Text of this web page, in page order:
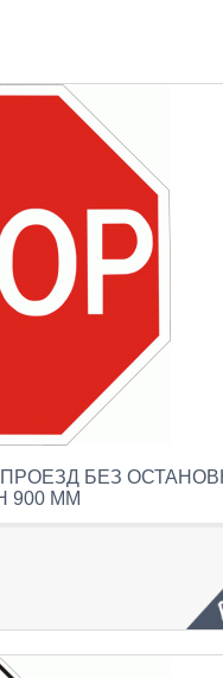
БЕЗ
900 ММ